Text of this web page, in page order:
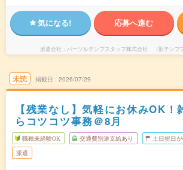
気になる! 応募へ進む
派遣会社 パーソルテンプスタッフ株式会社 （旧テンプ
未読 掲載日 2026/07/29
【残業なし】気軽にお休みOK！
らコツコツ事務＠8月
職種未経験OK 交通費別途支給あり 土日祝日が
派遣